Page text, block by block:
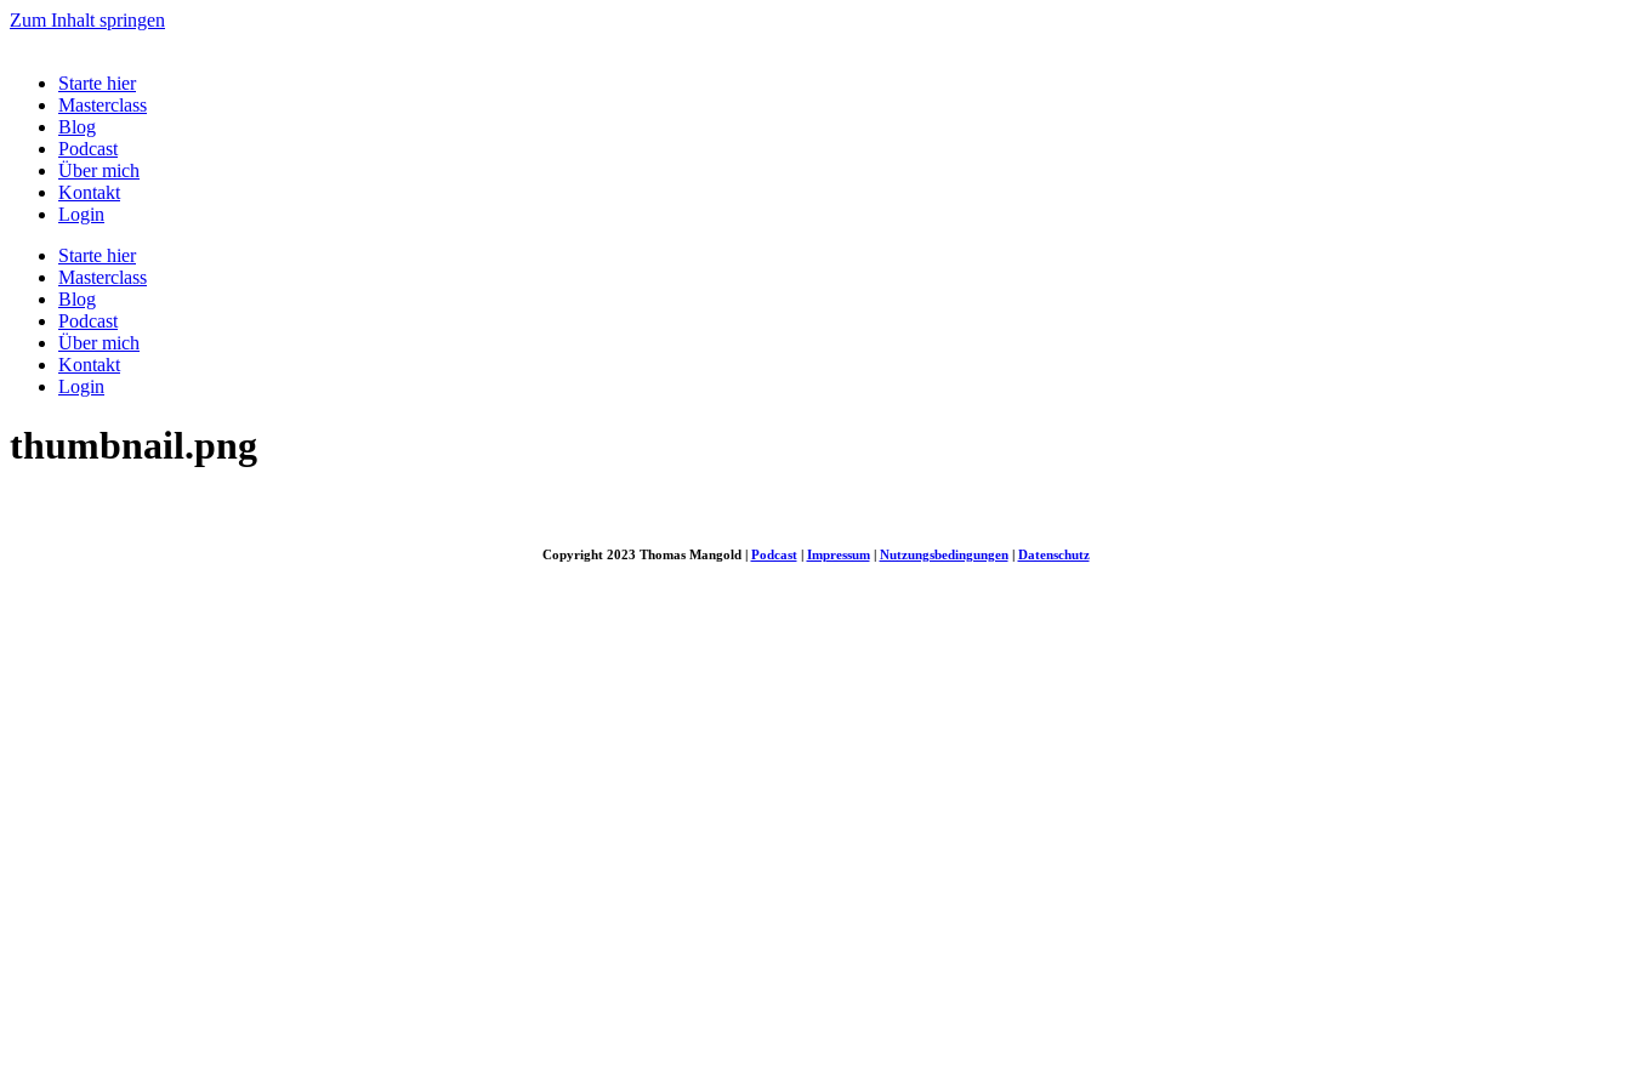
Zum Inhalt springen
Starte hier
Masterclass
Blog
Podcast
Über mich
Kontakt
Login
Starte hier
Masterclass
Blog
Podcast
Über mich
Kontakt
Login
thumbnail.png
Copyright 2023 Thomas Mangold | Podcast| Impressum| Nutzungsbedingungen| Datenschutz